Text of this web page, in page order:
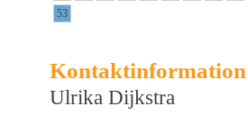
53
Kontaktinformation
Ulrika Dijkstra